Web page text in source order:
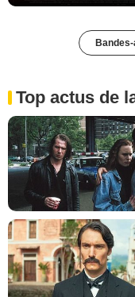
Top actus de